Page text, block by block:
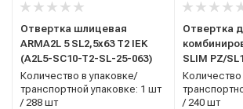
Отвертка шлицевая
ARMA2L 5 SL2,5х63 Т2 IEK
(A2L5-SC10-T2-SL-25-063)
Количество в упаковке/
транспортной упаковке: 1 шт
/ 288 шт
Отвертка
SLIM PZ/
(A2L5-
Количество
/ 240 шт